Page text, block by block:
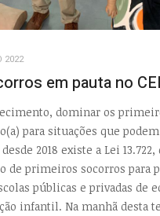
2022
em pauta no
dominar os
para situações que
2018 existe a Lei
de primeiros socorros para
públicas e privadas de
infantil. Na manhã desta